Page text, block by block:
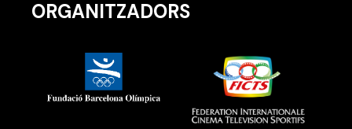
ORGANITZADORS